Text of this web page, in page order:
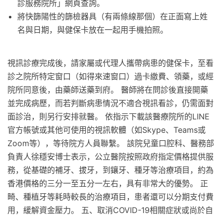
診服務院所」網頁查詢。
將快篩陽性的篩檢器具（有兩條線那個）在正面寫上姓
名與日期，與健保卡放在一起用手機拍照。
視訊診療完成後，請家屬或代理人攜帶病患的健保卡，至看
診之院所特定窗口（如得來速窗口）過卡繳費、領藥，或經
院所同意後，由藥師送藥到府。 醫師將在問診後直接開藥
並完成病歷，而若判斷病患情況不適合視訊看診，仍需面對
面診治，則另行安排就醫。 依指示下載該醫療院所的LINE
官方帳號或其他可使用的視訊軟體（如Skype、Teams或
Zoom等），等待院方人員聯繫。 該院兒童口腔科、醫務部
負責人徐穩安博士表示，公立醫院按照政府指定價格提供服
務，從基礎的補牙、拔牙，到鑲牙、種牙等治療項目，約為
香港價格的三分一至五分一左右，具有非常大的優勢。 正
畸、種植牙等耗時較長的治療項目，患者還可以分期支付費
用，緩解資金壓力。 五、取消COVID-19相關症狀或尚於自